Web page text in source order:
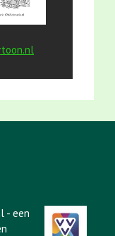
- een